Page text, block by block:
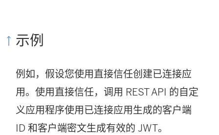
口
中
打
开
示例
例如，假设您使用直接信任创建已连接应
用。使用直接信任，调用 REST API 的自定
义应用程序使用已连接应用生成的客户端
ID 和客户端密文生成有效的 JWT。